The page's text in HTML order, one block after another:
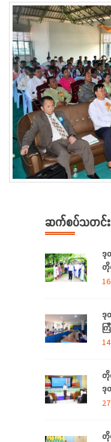
ဆက်စပ်သတင်းမ
ဒု
တို
အ
ဒု
က
တွ
တို
ဒု
တ
တို